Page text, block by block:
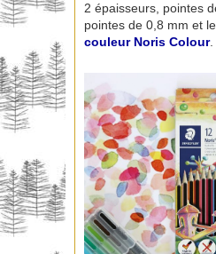
2 épaisseurs, pointes
pointes de 0,8 mm et
couleur Noris Colour.